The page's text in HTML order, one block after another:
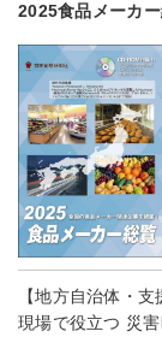
2025食品メーカ
【地方自治体・支
現場で役立つ 災